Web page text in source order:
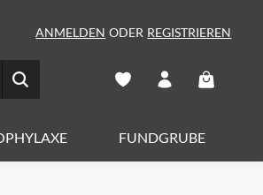
ANMELDEN ODER REGISTRIEREN
FUNDGRUBE